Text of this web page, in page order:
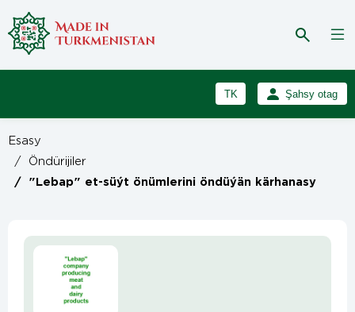
TK
RU
Şahsy otag
Esasy
/
Öndürijiler
/ "Lebap" et-süýt önümlerini öndüýän kärhanasy